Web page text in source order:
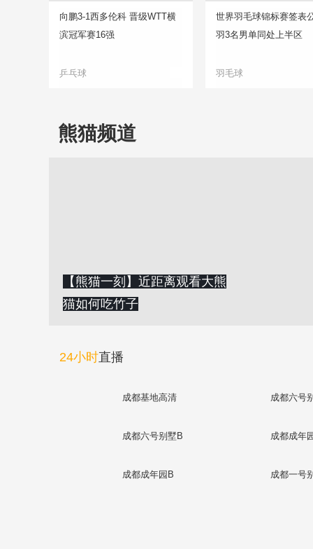
向鹏3-1西多伦科 晋级WTT横
滨冠军赛16强
乒乓球
世界羽毛球锦标赛签表
羽3名男单同处上半区
羽毛球
熊猫频道
【熊猫一刻】近距离观看大熊
猫如何吃竹子
24小时直播
成都基地高清 成都六号
成都六号别墅B 成都成年
成都成年园B 成都一号